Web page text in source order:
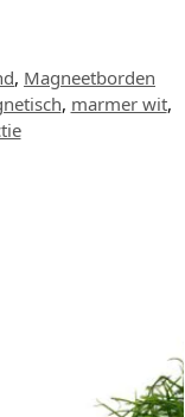
, Magneetborden
, marmer wit,